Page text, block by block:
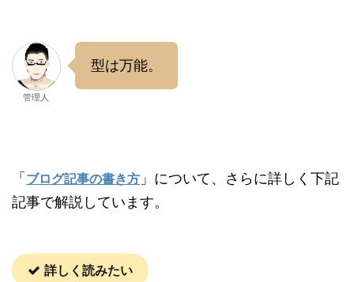
管理人
型は万能。
「 ブログ記事の書き方 」について、さらに詳しく下記
記事で解説しています。
詳しく読みたい